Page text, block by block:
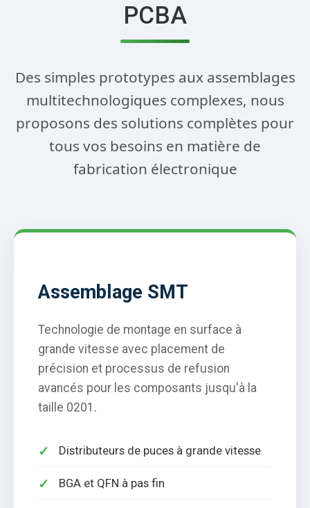
PCBA
Des simples prototypes aux assemblages
multitechnologiques complexes, nous
proposons des solutions complètes pour
tous vos besoins en matière de
fabrication électronique
Assemblage SMT
Technologie de montage en surface à
grande vitesse avec placement de
précision et processus de refusion
avancés pour les composants jusqu'à la
taille 0201.
Distributeurs de puces à grande vitesse
BGA et QFN à pas fin